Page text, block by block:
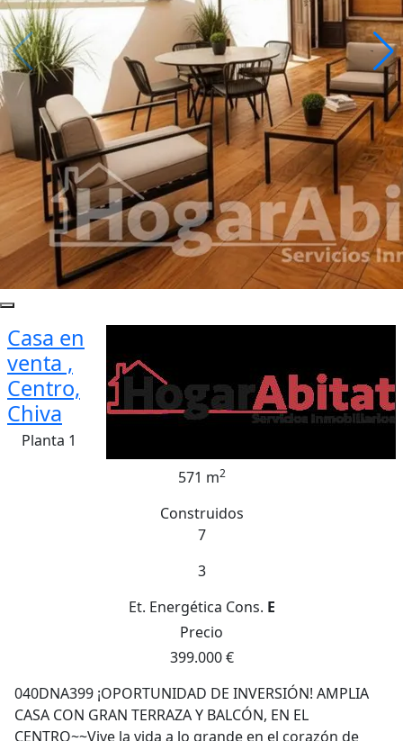
Casa en
venta ,
Centro,
Chiva
Planta 1
571 m2
Construidos
7
3
Et. Energética Cons. E
Precio
399.000 €
040DNA399 ¡OPORTUNIDAD DE INVERSIÓN! AMPLIA
CASA CON GRAN TERRAZA Y BALCÓN, EN EL
CENTRO~~Vive la vida a lo grande en el corazón de